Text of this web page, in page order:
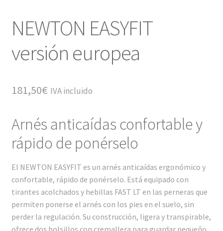
NEWTON EASYFIT
versión europea
181,50€ IVA incluido
Arnés anticaídas confortable y
rápido de ponérselo
El NEWTON EASYFIT es un arnés anticaídas ergonómico y
confortable, rápido de ponérselo. Está equipado con
tirantes acolchados y hebillas FAST LT en las perneras que
permiten ponerse el arnés con los pies en el suelo, sin
perder la regulación. Su construcción, ligera y transpirable,